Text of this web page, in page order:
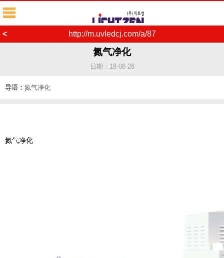
< http://m.uvledcj.com/a/87
氮气净化
日期：18-08-28
导语： 氮气净化
氮气净化